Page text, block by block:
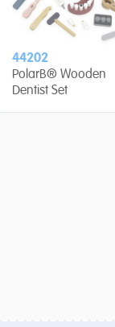
44202
PolarB® Wooden
Dentist Set